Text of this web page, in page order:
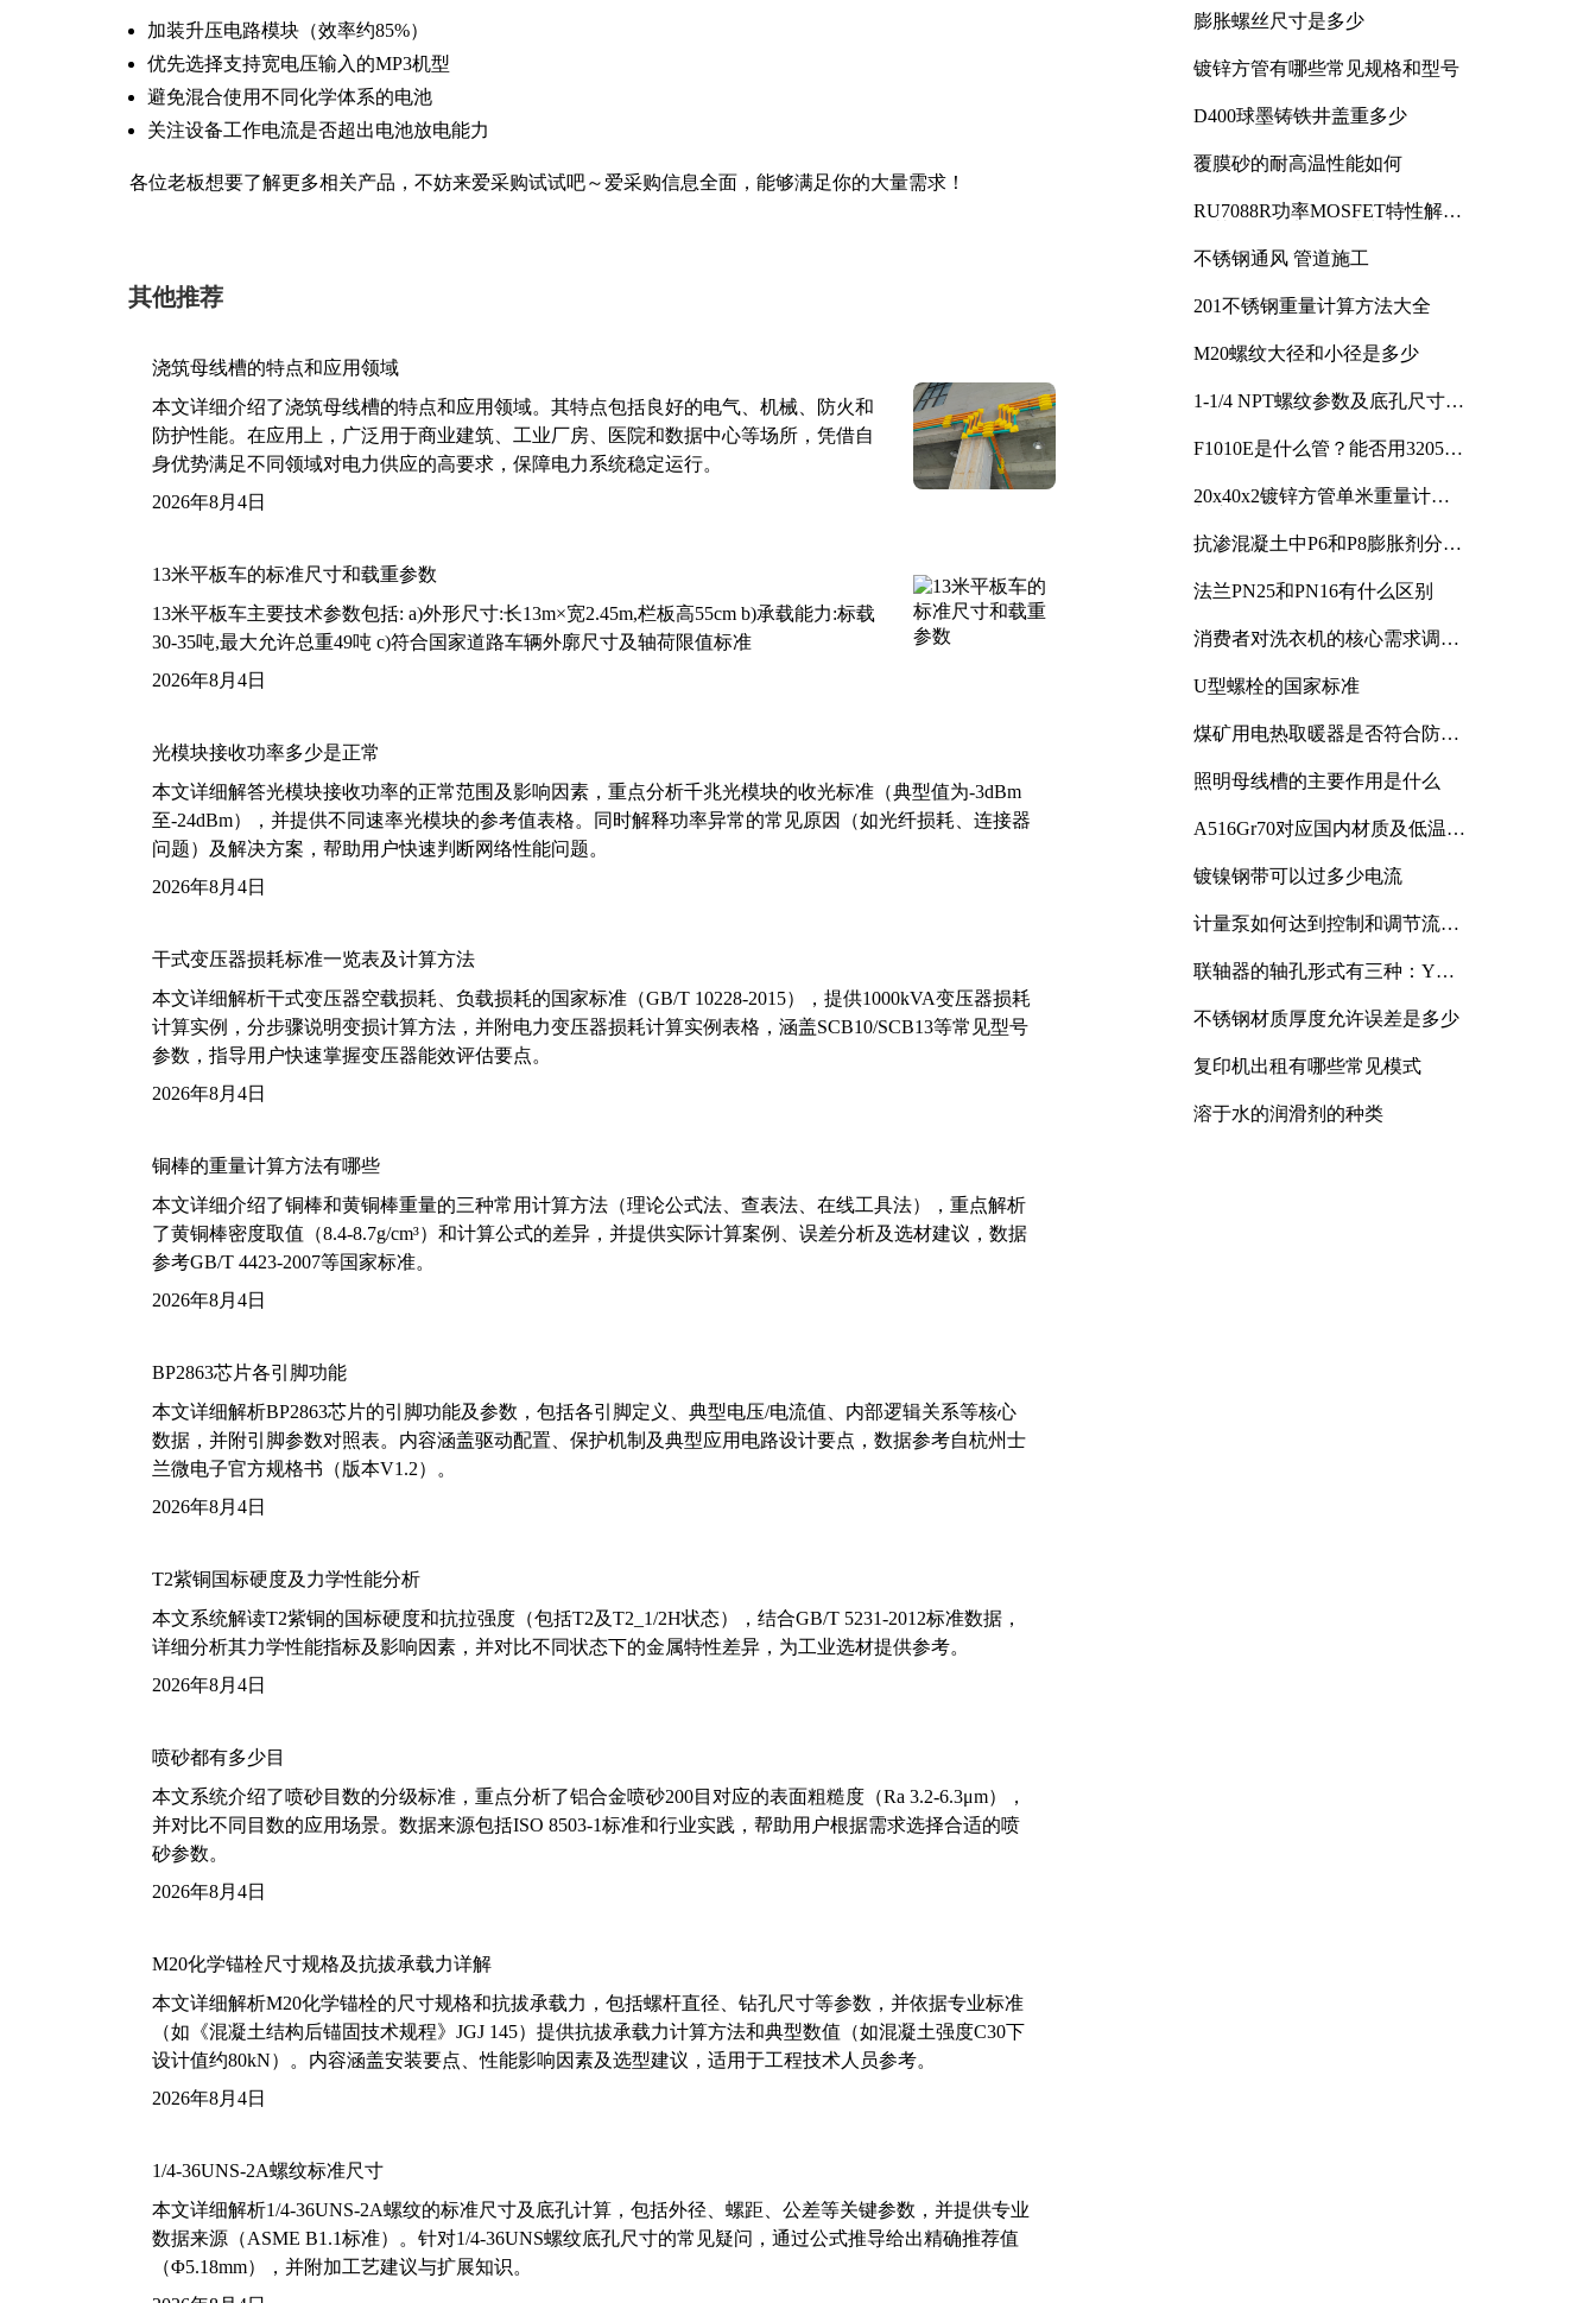
加装升压电路模块（效率约85%）
优先选择支持宽电压输入的MP3机型
避免混合使用不同化学体系的电池
关注设备工作电流是否超出电池放电能力
各位老板想要了解更多相关产品，不妨来爱采购试试吧～爱采购信息全面，能够满足你的大量需求！
其他推荐
浇筑母线槽的特点和应用领域
本文详细介绍了浇筑母线槽的特点和应用领域。其特点包括良好的电气、机械、防火和
防护性能。在应用上，广泛用于商业建筑、工业厂房、医院和数据中心等场所，凭借自
身优势满足不同领域对电力供应的高要求，保障电力系统稳定运行。
2026年8月4日
13米平板车的标准尺寸和载重参数
13米平板车主要技术参数包括: a)外形尺寸:长13m×宽2.45m,栏板高55cm b)承载能力:标载
30-35吨,最大允许总重49吨 c)符合国家道路车辆外廓尺寸及轴荷限值标准
2026年8月4日
光模块接收功率多少是正常
本文详细解答光模块接收功率的正常范围及影响因素，重点分析千兆光模块的收光标准（典型值为-3dBm
至-24dBm），并提供不同速率光模块的参考值表格。同时解释功率异常的常见原因（如光纤损耗、连接器
问题）及解决方案，帮助用户快速判断网络性能问题。
2026年8月4日
干式变压器损耗标准一览表及计算方法
本文详细解析干式变压器空载损耗、负载损耗的国家标准（GB/T 10228-2015），提供1000kVA变压器损耗
计算实例，分步骤说明变损计算方法，并附电力变压器损耗计算实例表格，涵盖SCB10/SCB13等常见型号
参数，指导用户快速掌握变压器能效评估要点。
2026年8月4日
铜棒的重量计算方法有哪些
本文详细介绍了铜棒和黄铜棒重量的三种常用计算方法（理论公式法、查表法、在线工具法），重点解析
了黄铜棒密度取值（8.4-8.7g/cm³）和计算公式的差异，并提供实际计算案例、误差分析及选材建议，数据
参考GB/T 4423-2007等国家标准。
2026年8月4日
BP2863芯片各引脚功能
本文详细解析BP2863芯片的引脚功能及参数，包括各引脚定义、典型电压/电流值、内部逻辑关系等核心
数据，并附引脚参数对照表。内容涵盖驱动配置、保护机制及典型应用电路设计要点，数据参考自杭州士
兰微电子官方规格书（版本V1.2）。
2026年8月4日
T2紫铜国标硬度及力学性能分析
本文系统解读T2紫铜的国标硬度和抗拉强度（包括T2及T2_1/2H状态），结合GB/T 5231-2012标准数据，
详细分析其力学性能指标及影响因素，并对比不同状态下的金属特性差异，为工业选材提供参考。
2026年8月4日
喷砂都有多少目
本文系统介绍了喷砂目数的分级标准，重点分析了铝合金喷砂200目对应的表面粗糙度（Ra 3.2-6.3μm），
并对比不同目数的应用场景。数据来源包括ISO 8503-1标准和行业实践，帮助用户根据需求选择合适的喷
砂参数。
2026年8月4日
M20化学锚栓尺寸规格及抗拔承载力详解
本文详细解析M20化学锚栓的尺寸规格和抗拔承载力，包括螺杆直径、钻孔尺寸等参数，并依据专业标准
（如《混凝土结构后锚固技术规程》JGJ 145）提供抗拔承载力计算方法和典型数值（如混凝土强度C30下
设计值约80kN）。内容涵盖安装要点、性能影响因素及选型建议，适用于工程技术人员参考。
2026年8月4日
1/4-36UNS-2A螺纹标准尺寸
本文详细解析1/4-36UNS-2A螺纹的标准尺寸及底孔计算，包括外径、螺距、公差等关键参数，并提供专业
数据来源（ASME B1.1标准）。针对1/4-36UNS螺纹底孔尺寸的常见疑问，通过公式推导给出精确推荐值
（Φ5.18mm），并附加工艺建议与扩展知识。
膨胀螺丝尺寸是多少
镀锌方管有哪些常见规格和型号
D400球墨铸铁井盖重多少
覆膜砂的耐高温性能如何
RU7088R功率MOSFET特性解析
不锈钢通风 管道施工
201不锈钢重量计算方法大全
M20螺纹大径和小径是多少
1-1/4 NPT螺纹参数及底孔尺寸详
F1010E是什么管？能否用3205或
20x40x2镀锌方管单米重量计算
抗渗混凝土中P6和P8膨胀剂分别
法兰PN25和PN16有什么区别
消费者对洗衣机的核心需求调研
U型螺栓的国家标准
煤矿用电热取暖器是否符合防爆
照明母线槽的主要作用是什么
A516Gr70对应国内材质及低温冲
镀镍钢带可以过多少电流
计量泵如何达到控制和调节流量
联轴器的轴孔形式有三种：Y
不锈钢材质厚度允许误差是多少
复印机出租有哪些常见模式
溶于水的润滑剂的种类